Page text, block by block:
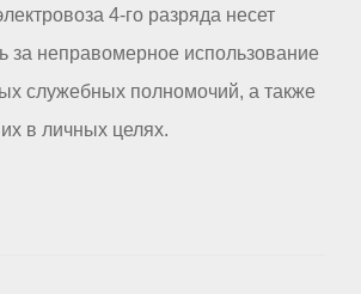
4-го разряда несет
за неправомерное использование
служебных полномочий, а также
в личных целях.